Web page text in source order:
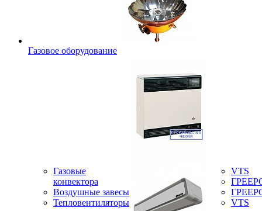
Газовое оборудование
Газовые
конвектора
Воздушные завесы
Тепловентиляторы
VTS
VTS